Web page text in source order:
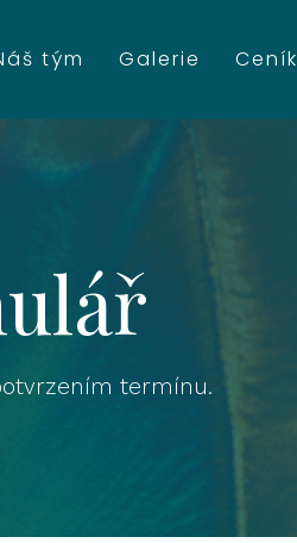
tým Galerie Ceník
termínu.